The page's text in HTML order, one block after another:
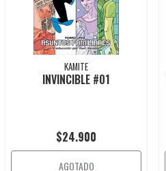
KAMITE
INVINCIBLE #01
$24.900
AGOTADO